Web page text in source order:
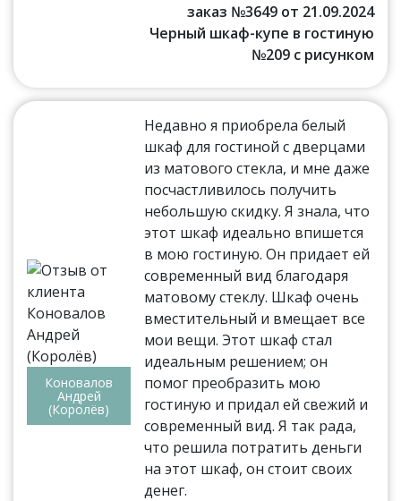
заказ №3649 от 21.09.2024
Черный шкаф-купе в гостиную
№209 с рисунком
Коновалов
Андрей
(Королёв)
Недавно я приобрела белый
шкаф для гостиной с дверцами
из матового стекла, и мне даже
посчастливилось получить
небольшую скидку. Я знала, что
этот шкаф идеально впишется
в мою гостиную. Он придает ей
современный вид благодаря
матовому стеклу. Шкаф очень
вместительный и вмещает все
мои вещи. Этот шкаф стал
идеальным решением; он
помог преобразить мою
гостиную и придал ей свежий и
современный вид. Я так рада,
что решила потратить деньги
на этот шкаф, он стоит своих
денег.